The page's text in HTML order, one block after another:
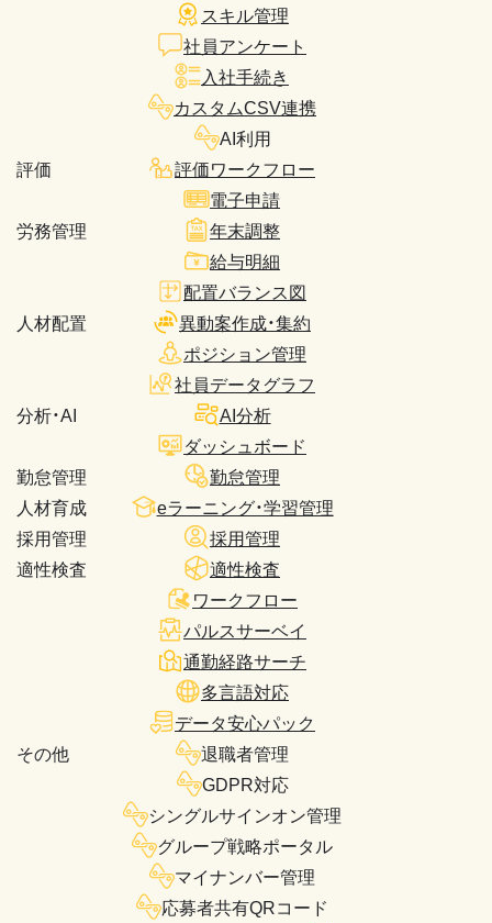
スキル管理
社員アンケート
入社手続き
カスタムCSV連携
AI利用
評価
評価ワークフロー
労務管理
電子申請
年末調整
給与明細
人材配置
配置バランス図
異動案作成・集約
ポジション管理
分析・AI
社員データグラフ
AI分析
ダッシュボード
勤怠管理
勤怠管理
人材育成
eラーニング・学習管理
採用管理
採用管理
適性検査
適性検査
その他
ワークフロー
パルスサーベイ
通勤経路サーチ
多言語対応
データ安心パック
退職者管理
GDPR対応
シングルサインオン管理
グループ戦略ポータル
マイナンバー管理
応募者共有QRコード